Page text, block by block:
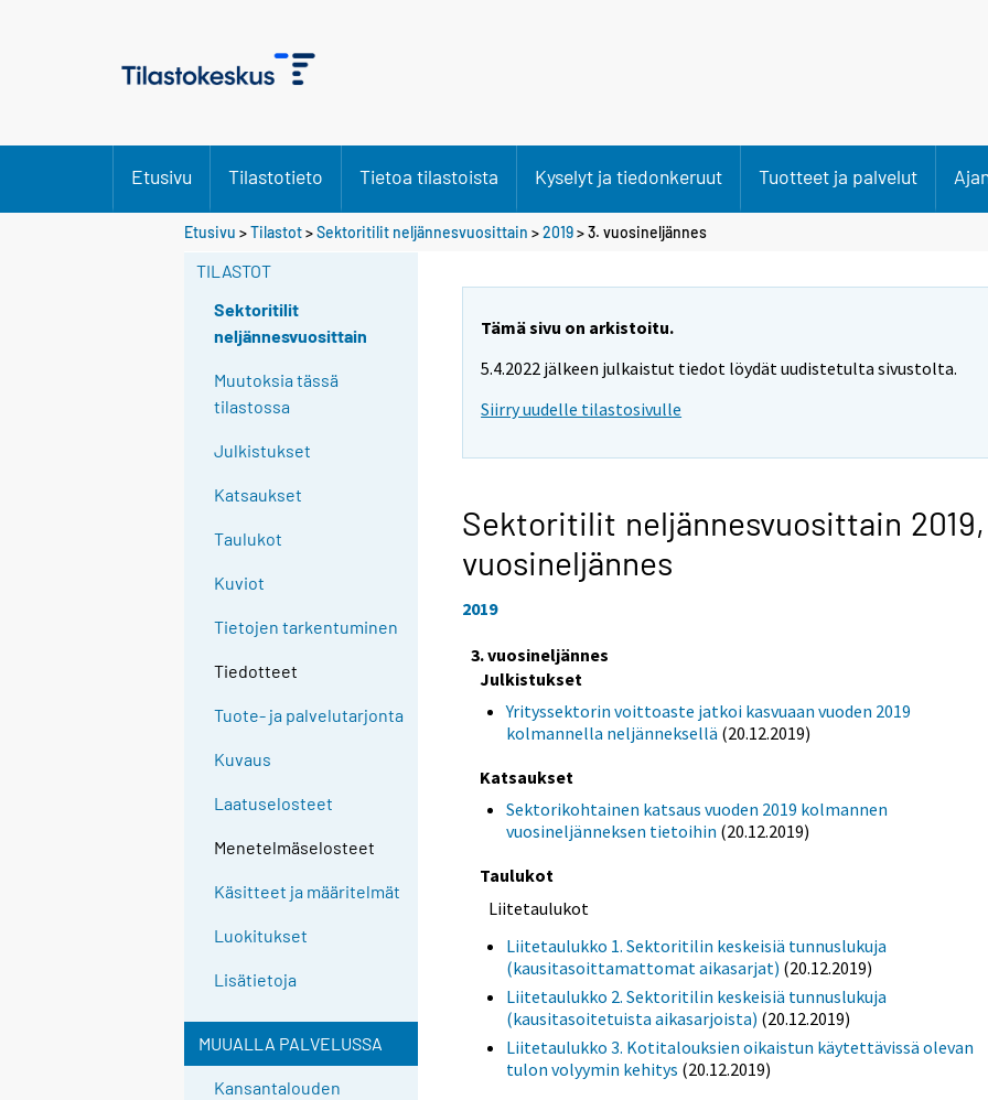
Etusivu Tilastotieto Tietoa tilastoista Kyselyt ja tiedonkeruut Tuotteet ja palvelut
Etusivu >Tilastot>Sektoritilit neljännesvuosittain >2019>3. vuosineljännes
TILASTOT
Sektoritilit
neljännesvuosittain
Muutoksia tässä
tilastossa
Julkistukset
Katsaukset
Taulukot
Kuviot
Tietojen tarkentuminen
Tiedotteet
Tuote- ja palvelutarjonta
Kuvaus
Laatuselosteet
Menetelmäselosteet
Käsitteet ja määritelmät
Luokitukset
Lisätietoja
MUUALLA PALVELUSSA
Kansantalouden
Tämä sivu on arkistoitu.
5.4.2022 jälkeen julkaistut tiedot löydät uudistetulta sivustolta.
Siirry uudelle tilastosivulle
Sektoritilit neljännesvuosittain
vuosineljännes
2019
3. vuosineljännes
Julkistukset
Yrityssektorin voittoaste jatkoi kasvuaan vuoden 2019
kolmannella neljänneksellä (20.12.2019)
Katsaukset
Sektorikohtainen katsaus vuoden 2019 kolmannen
vuosineljänneksen tietoihin (20.12.2019)
Taulukot
Liitetaulukot
Liitetaulukko 1. Sektoritilin keskeisiä tunnuslukuja
(kausitasoittamattomat aikasarjat) (20.12.2019)
Liitetaulukko 2. Sektoritilin keskeisiä tunnuslukuja
(kausitasoitetuista aikasarjoista) (20.12.2019)
Liitetaulukko 3. Kotitalouksien oikaistun käytettävissä olevan
tulon volyymin kehitys (20.12.2019)